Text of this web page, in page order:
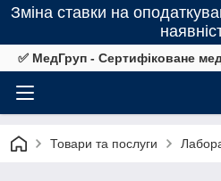
Зміна ставки на
✅ МедГруп - Сертифіковане
Товари та послуги